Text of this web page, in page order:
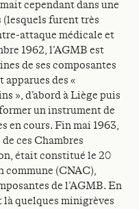
cependant dans une
(lesquels furent très
attaque médicale et
1962, l’AGMB est
de ses composantes
des «
», d’abord à Liège puis
un instrument de
en cours. Fin mai 1963,
ces Chambres
était constitué le 20
commune (CNAC),
de l’AGMB. En
quelques minigrèves